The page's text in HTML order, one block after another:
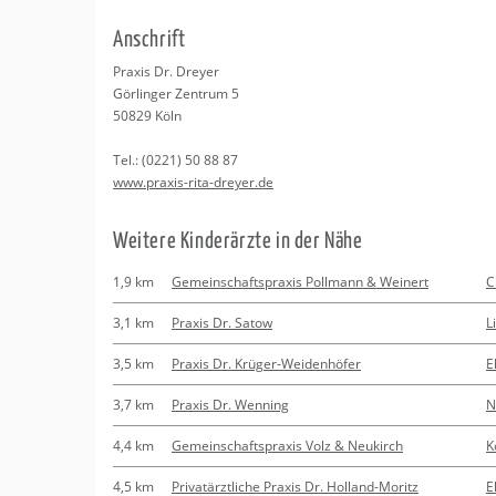
Beratung
Kurse
Regionale Tipps
An­schrift
Pra­xis Dr. Drey­er
Gör­lin­ger Zen­trum 5
50829 Köln
Tel.:(0221) 50 88 87
www.​praxis-​rita-​dreyer.​de
Wei­te­re Kin­der­ärz­te in der Nähe
1,9 km Gemeinschaftspraxis Pollmann & Weinert
3,1 km Praxis Dr. Satow
3,5 km Praxis Dr. Krüger-Weidenhöfer
3,7 km Praxis Dr. Wenning
4,4 km Gemeinschaftspraxis Volz & Neukirch
4,5 km Privatärztliche Praxis Dr. Holland-Moritz